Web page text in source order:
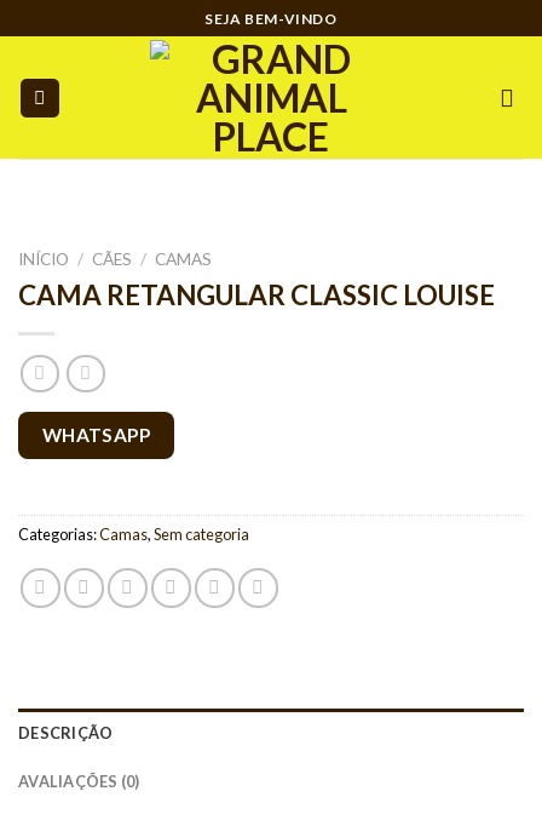
para
conteúdo
SEJA BEM-VINDO
INÍCIO / CÃES / CAMAS
CAMA RETANGULAR CLASSIC LOUISE
WHATSAPP
Categorias:Camas,Sem categoria
DESCRIÇÃO
AVALIAÇÕES (0)